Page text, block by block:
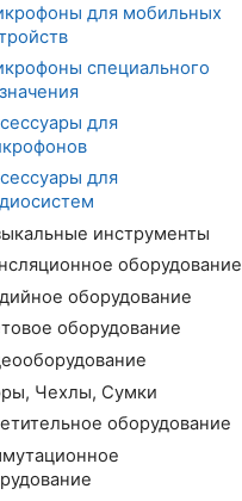
для мобильных
специального
для
для
инструменты
оборудование
оборудование
оборудование
Чехлы, Сумки
оборудование